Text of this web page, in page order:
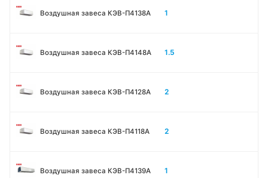
Воздушная завеса КЭВ-П4138А 1
Воздушная завеса КЭВ-П4148А 1.5
Воздушная завеса КЭВ-П4128А 2
Воздушная завеса КЭВ-П4118А 2
Воздушная завеса КЭВ-П4139А 1